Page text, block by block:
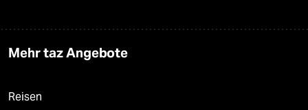
Mehr taz Angebote
Reisen